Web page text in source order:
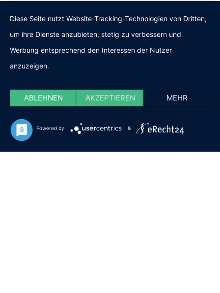
Diese Seite nutzt Website-Tracking-Technologien von Dritten,
um ihre Dienste anzubieten, stetig zu verbessern und
Werbung entsprechend den Interessen der Nutzer
anzuzeigen.
ABLEHNEN AKZEPTIEREN MEHR
Powered by &